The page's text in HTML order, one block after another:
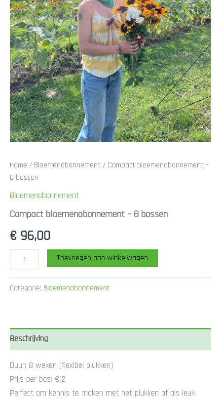
Home / Bloemenabonnement / Compact bloemenabonnement –
8 bossen
Bloemenabonnement
Compact bloemenabonnement – 8 bossen
€ 96,00
bloemenabonnement
8
bossen
Toevoegen aan winkelwagen
Categorie: Bloemenabonnement
Beschrijving
Duur: 8 weken (flexibel plukken)
Prijs per bos: €12
Perfect om kennis te maken met het plukken of als leuk